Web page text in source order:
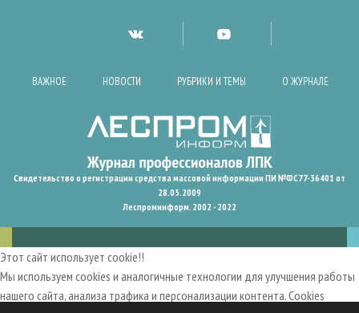
ВАЖНОЕ НОВОСТИ РУБРИКИ И ТЕМЫ О ЖУРНАЛЕ
Свидетельство о регистрации средства массовой информации ПИ №ФС77-36401 от
28.05.2009
Леспроминформ. 2002 - 2022
Этот сайт использует cookie!!
Мы используем cookies и аналогичные технологии для улучшения работы
нашего сайта, анализа трафика и персонализации контента. Cookies